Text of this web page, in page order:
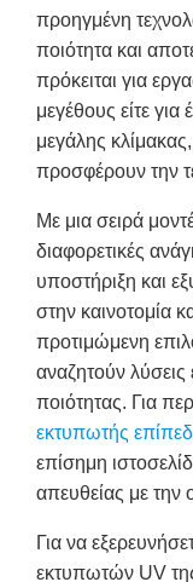
προηγμένη
ποιότητα και
πρόκειται για
μεγέθους είτε
μεγάλης κλίμακας,
προσφέρουν την
Με μια σειρά
διαφορετικές
υποστήριξη και
στην καινοτομία
προτιμώμενη
αναζητούν
ποιότητας. Για
εκτυπωτής
επίσημη
απευθείας με
Για να
εκτυπωτών UV